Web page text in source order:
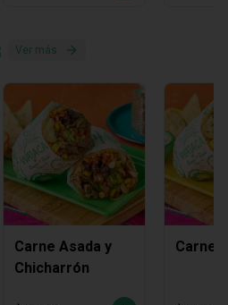
Ver más
Carne Asada y
Chicharrón
Carne